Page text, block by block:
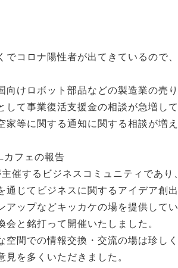
コロナ陽性者が出てきているので、
けロボット部品などの製造業の売り
て事業復活支援金の相談が急増して
等に関する通知に関する相談が増え
カフェの報告
するビジネスコミュニティであり
通じてビジネスに関するアイデア創
アップなどキッカケの場を提供して
会と銘打って開催いたしました。
空間での情報交換・交流の場は珍し
見を多くいただきました。